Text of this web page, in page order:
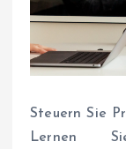
Steuern Sie
Lernen